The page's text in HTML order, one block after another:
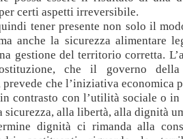
certi aspetti irreversibile.
tener presente non solo il
anche la sicurezza alimentare
gestione del territorio corretta.
che il governo
che l’iniziativa economica
contrasto con l’utilità sociale o in
sicurezza, alla libertà, alla dignità
dignità ci rimanda alla